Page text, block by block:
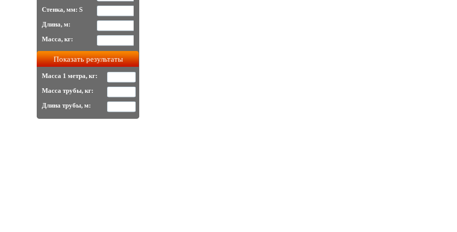
Стенка, мм: S
Длина, м:
Масса, кг:
Масса 1 метра, кг:
Масса трубы, кг:
Длина трубы, м: